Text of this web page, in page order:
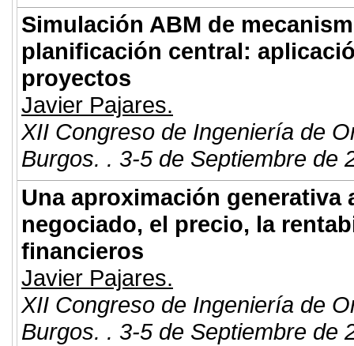
Simulación ABM de
planificación central:
proyectos
Javier Pajares.
XII Congreso de Ingeniería de
Burgos. . 3-5 de Septiembre de
Una aproximación generativa
negociado, el precio, la
financieros
Javier Pajares.
XII Congreso de Ingeniería de
Burgos. . 3-5 de Septiembre de